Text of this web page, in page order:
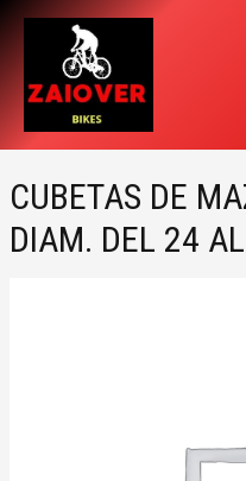
contenido
CUBETAS DE
DIAM. DEL 24